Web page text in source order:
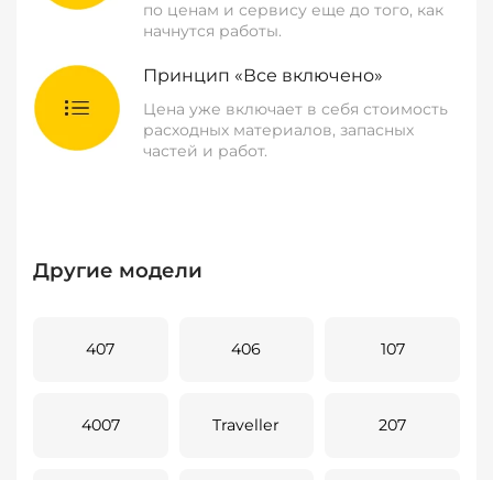
по ценам и сервису еще до того, как
начнутся работы.
Принцип «Все включено»
Цена уже включает в себя стоимость
расходных материалов, запасных
частей и работ.
Другие модели
407 406 107
4007 Traveller 207